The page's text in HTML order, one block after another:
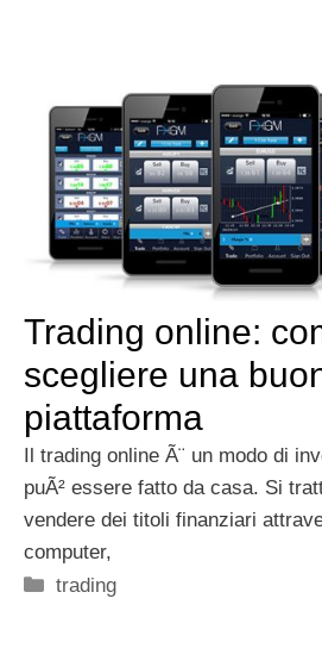
Trading online:
scegliere una
piattaforma
Il trading online Ã¨ un modo di
puÃ² essere fatto da casa. Si
vendere dei titoli finanziari
computer,
Categorie
trading